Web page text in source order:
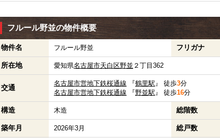
フルール野並の物件概要
物件名 フルール野並 フリガナ
所在地 愛知県名古屋市天白区野並 ２丁目362
交通
名古屋市営地下鉄桜通線 『鶴里駅』 徒歩3分
名古屋市営地下鉄桜通線 『野並駅』 徒歩16分
構造 木造 総階数
築年月 2026年3月 総戸数